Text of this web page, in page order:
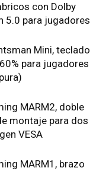
con Dolby
5.0 para jugadores
Mini, teclado
para jugadores
MARM2, doble
montaje para dos
VESA
MARM1, brazo